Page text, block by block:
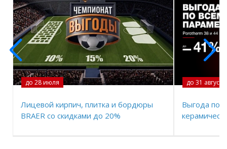
до 28 июля
Лицевой кирпич, плитка и бордюры
BRAER со скидками до 20%
до 31 августа
Выгода по